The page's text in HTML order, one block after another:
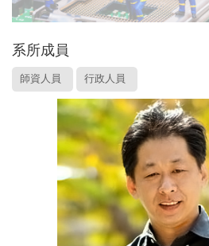
系所成員
師資人員 行政人員